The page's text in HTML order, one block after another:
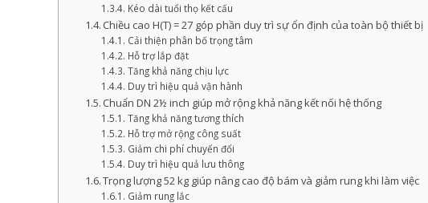
Kéo dài tuổi thọ kết cấu
Chiều cao H(T) = 27 góp phần duy trì sự ổn định của toàn bộ thiết bị
Cải thiện phân bố trọng tâm
Hỗ trợ lắp đặt
Tăng khả năng chịu lực
Duy trì hiệu quả vận hành
Chuẩn DN 2½ inch giúp mở rộng khả năng kết nối hệ thống
Tăng khả năng tương thích
Hỗ trợ mở rộng công suất
Giảm chi phí chuyển đổi
Duy trì hiệu quả lưu thông
Trọng lượng 52 kg giúp nâng cao độ bám và giảm rung khi làm việc
Giảm rung lắc